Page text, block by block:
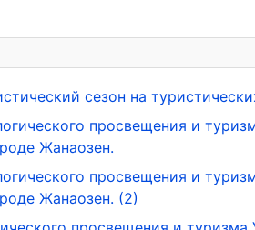
сезон на
просвещения и
Жанаозен.
просвещения и
Жанаозен. (2)